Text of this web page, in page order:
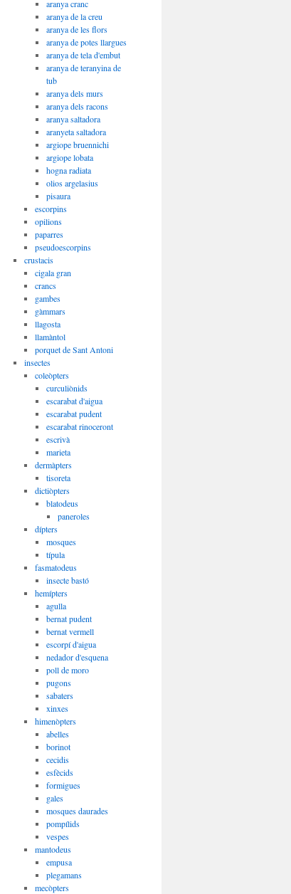
aranya cranc
aranya de la creu
aranya de les flors
aranya de potes llargues
aranya de tela d'embut
aranya de teranyina de
tub
aranya dels murs
aranya dels racons
aranya saltadora
aranyeta saltadora
argiope bruennichi
argiope lobata
hogna radiata
olios argelasius
pisaura
escorpins
opilions
paparres
pseudoescorpins
crustacis
cigala gran
crancs
gambes
gàmmars
llagosta
llamàntol
porquet de Sant Antoni
insectes
coleòpters
curculiònids
escarabat d'aigua
escarabat pudent
escarabat rinoceront
escrivà
marieta
dermàpters
tisoreta
dictiòpters
blatodeus
paneroles
dípters
mosques
típula
fasmatodeus
insecte bastó
hemípters
agulla
bernat pudent
bernat vermell
escorpí d'aigua
nedador d'esquena
poll de moro
pugons
sabaters
xinxes
himenòpters
abelles
borinot
cecidis
esfècids
formigues
gales
mosques daurades
pompílids
vespes
mantodeus
empusa
plegamans
mecòpters